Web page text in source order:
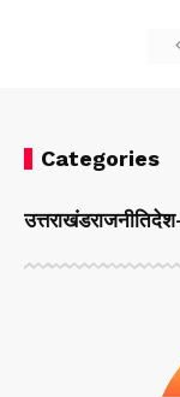
Categories
उत्तराखंडराजनीति